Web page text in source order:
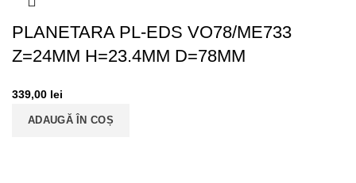
PLANETARA PL-EDS VO78/ME733
Z=24MM H=23.4MM D=78MM
339,00 lei
ADAUGĂ ÎN COȘ